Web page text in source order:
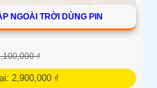
NGOÀI TRỜI DÙNG PIN
₫
2,900,000 ₫